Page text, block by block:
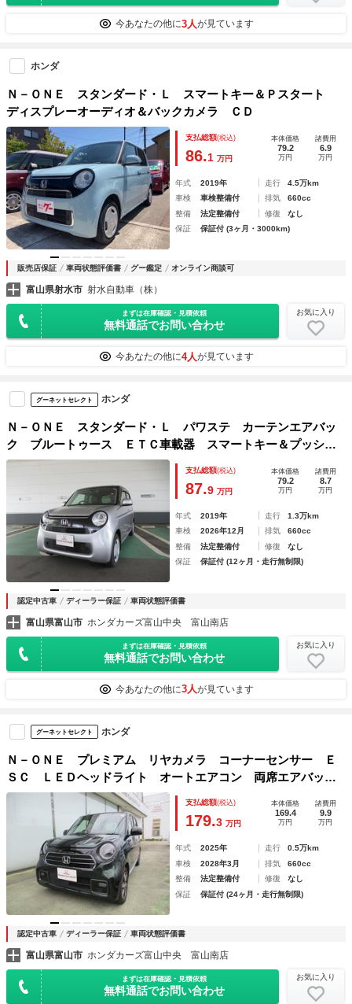
今あなたの他に3人が見ています
ホンダ
Ｎ－ＯＮＥ スタンダード・Ｌ スマートキー＆Ｐスタート
ディスプレーオーディオ＆バックカメラ ＣＤ
支払総額(税込)
86.1 万円
本体価格
79.2
万円
諸費用
6.9
万円
年式 2019年 走行
4.5万km
車検
車検整備付 排気
660cc
整備
法定整備付 修復
なし
保証
保証付 (3ヶ月・3000km)
販売店保証 車両状態評価書 グー鑑定 オンライン商談可
富山県射水市 射水自動車（株）
まずは在庫確認・見積依頼
無料通話でお問い合わせ
お気に入り
今あなたの他に4人が見ています
グーネットセレクト ホンダ
Ｎ－ＯＮＥ スタンダード・Ｌ パワステ カーテンエアバッ
ク ブルートゥース ＥＴＣ車載器 スマートキー＆プッシュ
スタート キーレス エアコン パワーウィンドウ 衝突安全
ボディ オートライト バックカメラ ＡＢＳ
支払総額(税込)
87.9 万円
本体価格
79.2
万円
諸費用
8.7
万円
年式 2019年 走行
1.3万km
車検
2026年12月 排気
660cc
整備
法定整備付 修復
なし
保証
保証付 (12ヶ月・走行無制限)
認定中古車 ディーラー保証 車両状態評価書
富山県富山市 ホンダカーズ富山中央 富山南店
まずは在庫確認・見積依頼
無料通話でお問い合わせ
お気に入り
今あなたの他に3人が見ています
グーネットセレクト ホンダ
Ｎ－ＯＮＥ プレミアム リヤカメラ コーナーセンサー Ｅ
ＳＣ ＬＥＤヘッドライト オートエアコン 両席エアバッ
ク シ－トヒ－タ－ 衝突軽減 サイドカーテンエアバック
ＡＢＳ クルーズコントロール キーレス
支払総額(税込)
179.3 万円
本体価格
169.4
万円
諸費用
9.9
万円
年式 2025年 走行
0.5万km
車検
2028年3月 排気
660cc
整備
法定整備付 修復
なし
保証
保証付 (24ヶ月・走行無制限)
認定中古車 ディーラー保証 車両状態評価書
富山県富山市 ホンダカーズ富山中央 富山南店
まずは在庫確認・見積依頼
無料通話でお問い合わせ
お気に入り